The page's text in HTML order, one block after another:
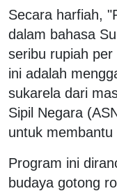
Secara harfiah,
dalam bahasa
seribu rupiah
ini adalah
sukarela dari
Sipil Negara
untuk
Program ini
budaya gotong